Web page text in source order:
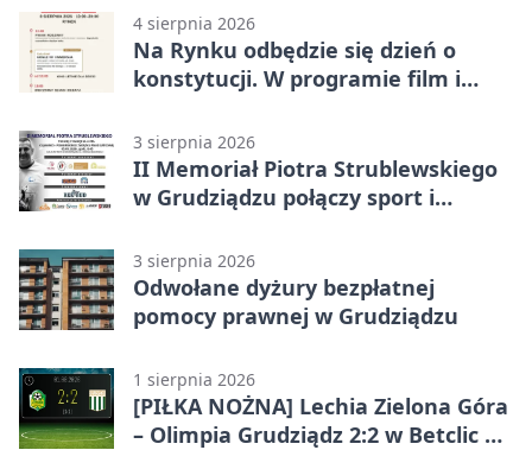
4 sierpnia 2026
Na Rynku odbędzie się dzień o
konstytucji. W programie film i
3 sierpnia 2026
II Memoriał Piotra Strublewskiego
w Grudziądzu połączy sport i
3 sierpnia 2026
Odwołane dyżury bezpłatnej
pomocy prawnej w Grudziądzu
1 sierpnia 2026
[PIŁKA NOŻNA] Lechia Zielona Góra
– Olimpia Grudziądz 2:2 w Betclic 2.